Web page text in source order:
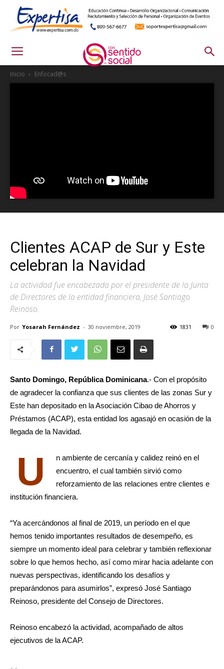
Inicio Enfocad@s
Clientes ACAP de Sur y Este
celebran la Navidad
La actividad fue encabezada por el presidente de la Junta
de Directores de la entidad financiera, José Santiago
Reinoso.
Por Yosarah Fernández - 30 noviembre, 2019 0
1831
Santo Domingo, República Dominicana.- Con el propósito
de agradecer la confianza que sus clientes de las zonas Sur y
Este han depositado en la Asociación Cibao de Ahorros y
Préstamos (ACAP), esta entidad los agasajó en ocasión de la
llegada de la Navidad.
U
n ambiente de cercanía y calidez reinó en el
encuentro, el cual también sirvió como
reforzamiento de las relaciones entre clientes e
institución financiera.
“Ya acercándonos al final de 2019, un período en el que
hemos tenido importantes resultados de desempeño, es
siempre un momento ideal para celebrar y también reflexionar
sobre lo que hemos hecho, así como mirar hacia adelante con
nuevas perspectivas, identificando los desafíos y
preparándonos para asumirlos”, expresó José Santiago
Reinoso, presidente del Consejo de Directores.
Reinoso encabezó la actividad, acompañado de altos
ejecutivos de la ACAP.